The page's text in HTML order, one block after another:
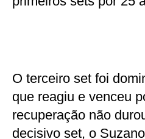
O terceiro set foi
que reagiu e venceu
recuperação não
decisivo set, o